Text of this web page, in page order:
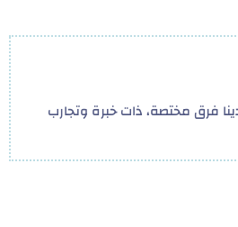
فرق مختصة، ذات خبرة وتجارب